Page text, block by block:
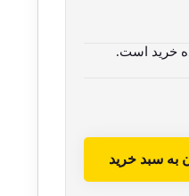
خرید است.
به سبد خرید